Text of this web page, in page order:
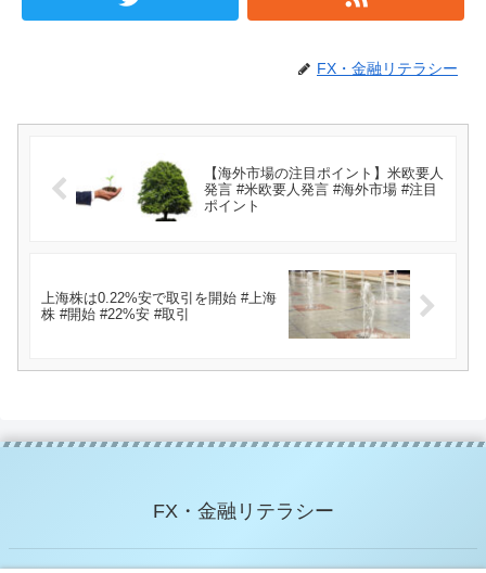
FX・金融リテラシー
【海外市場の注目ポイント】米欧要人
発言 #米欧要人発言 #海外市場 #注目
ポイント
上海株は0.22%安で取引を開始 #上海
株 #開始 #22%安 #取引
FX・金融リテラシー